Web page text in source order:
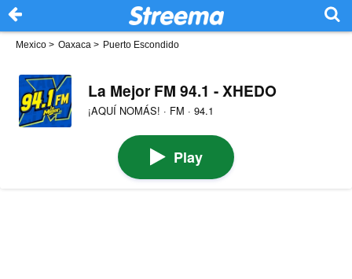
Mexico > Oaxaca > Puerto Escondido
La Mejor FM 94.1 - XHEDO
¡AQUÍ NOMÁS! · FM · 94.1
Play